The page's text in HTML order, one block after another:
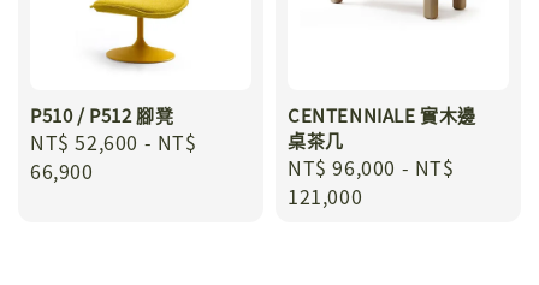
P510 / P512 腳凳
Regular
price
NT$ 52,600 - NT$
66,900
CENTENNIALE 實木邊
桌茶几
Regular
price
NT$ 96,000 - NT$
121,000